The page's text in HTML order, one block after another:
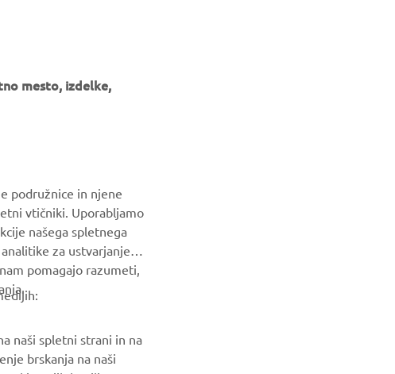
Preberite našo Politiko zasebnosti, da izveste, kako
obdelujemo vaše osebne podatke:
mesto, izdelke,
podružnice in njene
vtičniki. Uporabljamo
našega spletnega
za ustvarjanje
pomagajo razumeti,
naši spletni strani in na
brskanja na naši